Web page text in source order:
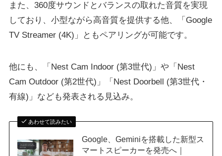
また、360度サウンドとバランスの取れた音質を実現
しており、小型ながら高音質を提供する他、「Google
TV Streamer (4K)」ともペアリングが可能です。
他にも、「Nest Cam Indoor (第3世代)」や「Nest
Cam Outdoor (第2世代)」「Nest Doorbell (第3世代・
有線)」なども発表される見込み。
あわせて読みたい
Google、Geminiを搭載した新型ス
マートスピーカーを発売へ｜